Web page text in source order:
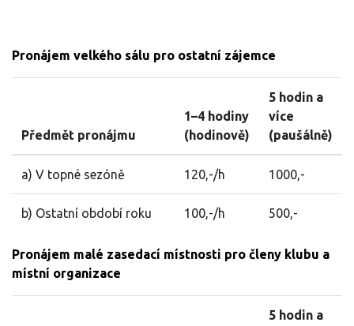
Pronájem velkého sálu pro ostatní zájemce
Předmět pronájmu
1–4 hodiny
(hodinově)
5 hodin a
více
(paušálně)
a) V topné sezóně 120,-/h 1000,-
b) Ostatní období roku 100,-/h 500,-
Pronájem malé zasedací místnosti pro členy klubu a
místní organizace
5 hodin a